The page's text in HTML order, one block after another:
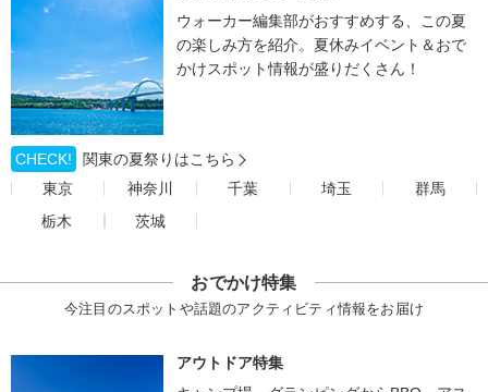
ウォーカー編集部がおすすめする、この夏
の楽しみ方を紹介。夏休みイベント＆おで
かけスポット情報が盛りだくさん！
CHECK!
関東の夏祭りはこちら
東京
神奈川 千葉 埼玉
群馬
栃木
茨城
おでかけ特集
今注目のスポットや話題のアクティビティ情報をお届け
アウトドア特集